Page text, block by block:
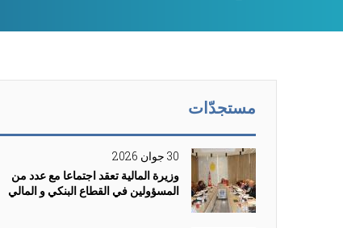
مستجدّات
30 جوان 2026
وزيرة المالية تعقد اجتماعا مع عدد من
المسؤولين في القطاع البنكي و المالي